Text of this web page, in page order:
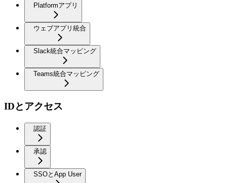
Platformアプリ
ウェブアプリ統合
Slack統合マッピング
Teams統合マッピング
IDとアクセス
認証
承認
SSOとApp User